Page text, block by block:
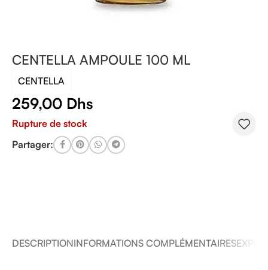
CENTELLA AMPOULE 100 ML
CENTELLA
259,00 Dhs
Rupture de stock
Partager:
DESCRIPTIONINFORMATIONS COMPLÉMENTAIRES